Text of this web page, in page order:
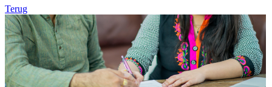
Terug